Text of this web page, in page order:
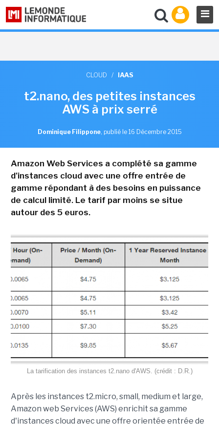
CLOUD / IAAS
t2.nano, des petites instances
AWS à prix serré
Dominique Filippone, publié le 16 Décembre 2015
Amazon Web Services a complété sa gamme
d'instances cloud avec une offre entrée de
gamme répondant à des besoins en puissance
de calcul limité. Le tarif par moins se situe
autour des 5 euros.
La tarification des instances t2.nano d'AWS. (crédit : D.R.)
Après les instances t2.micro, small, medium et large,
Amazon web Services (AWS) enrichit sa gamme
d'instances cloud avec une offre orientée entrée de